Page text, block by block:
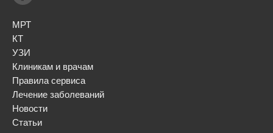
МРТ
КТ
УЗИ
Клиникам и врачам
Правила сервиса
Лечение заболеваний
Новости
Статьи